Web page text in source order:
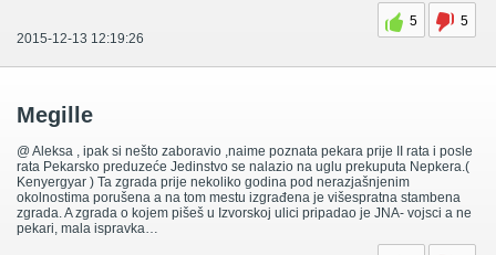
5
5
2015-12-13 12:19:26
Megille
@ Aleksa , ipak si nešto zaboravio ,naime poznata pekara prije II rata i posle
rata Pekarsko preduzeće Jedinstvo se nalazio na uglu prekuputa Nepkera.(
Kenyergyar ) Ta zgrada prije nekoliko godina pod nerazjašnjenim
okolnostima porušena a na tom mestu izgrađena je višespratna stambena
zgrada. A zgrada o kojem pišeš u Izvorskoj ulici pripadao je JNA- vojsci a ne
pekari, mala ispravka…